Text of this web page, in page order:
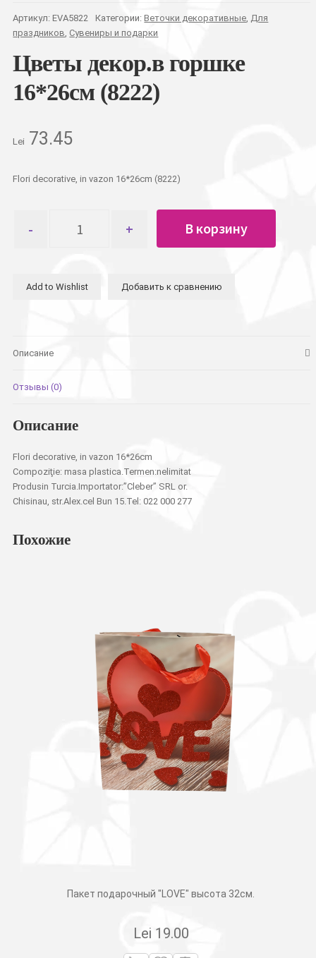
Артикул: EVA5822 Категории:Веточки декоративные, Для
праздников, Сувениры и подарки
Цветы декор.в горшке
16*26см (8222)
Lei 73.45
Flori decorative, in vazon 16*26cm (8222)
товара
16*26см
В корзину
Add to Wishlist Добавить к сравнению
Описание
Отзывы (0)
Описание
Flori decorative, in vazon 16*26cm
Compoziţie: masa plastica.Termen:nelimitat
Produsin Turcia.Importator:”Cleber” SRL or.
Chisinau, str.Alex.cel Bun 15.Tel: 022 000 277
Похожие
Пакет подарочный "LOVE" высота 32см.
Lei 19.00